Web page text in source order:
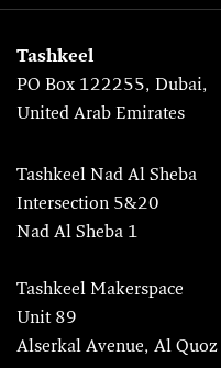
Tashkeel
PO Box 122255, Dubai,
United Arab Emirates
Tashkeel Nad Al Sheba
Intersection 5&20
Nad Al Sheba 1
Tashkeel Makerspace
Unit 89
Alserkal Avenue, Al Quoz